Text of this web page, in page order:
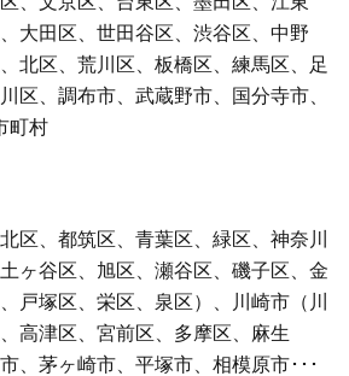
大田区、世田谷区、渋谷区、中野
北区、荒川区、板橋区、練馬区、足
区、調布市、武蔵野市、国分寺市、
町村
区、都筑区、青葉区、緑区、神奈川
ヶ谷区、旭区、瀬谷区、磯子区、金
戸塚区、栄区、泉区）、川崎市（川
高津区、宮前区、多摩区、麻生
、茅ヶ崎市、平塚市、相模原市･･･